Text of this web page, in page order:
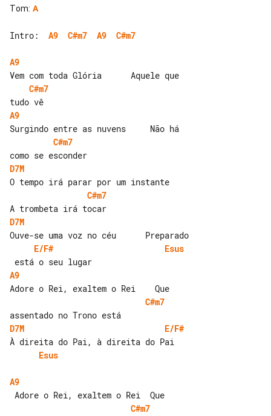
Tom: A
Intro: A9 C#m7 A9 C#m7
A9
C#m7
A9
C#m7
D7M
C#m7
D7M
E/F#
Esus
A9
C#m7
D7M
E/F#
Esus
A9
C#m7